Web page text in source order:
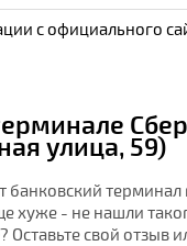
с официального
улица, 59)
банковский терминал
хуже - не нашли
Оставьте свой отзыв